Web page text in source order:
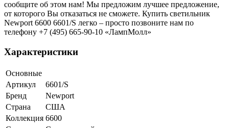
сообщите об этом нам! Мы предложим лучшее предложение,
от которого Вы отказаться не сможете. Купить светильник
Newport 6600 6601/S легко – просто позвоните нам по
телефону +7 (495) 665-90-10 «ЛампМолл»
Характеристики
Основные
Артикул
6601/S
Бренд
Newport
Страна
США
Коллекция 6600